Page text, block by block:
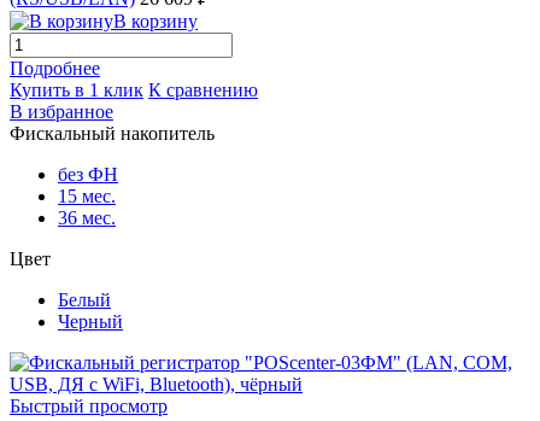
В корзину
Подробнее
Купить в 1 клик К сравнению
В избранное
Фискальный накопитель
без ФН
15 мес.
36 мес.
Цвет
Белый
Черный
Быстрый просмотр